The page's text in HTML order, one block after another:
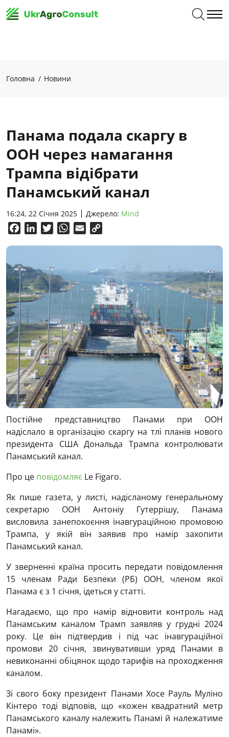
Головна Новини
Панама подала скаргу в
ООН через намагання
Трампа відібрати
Панамський канал
16:24, 22 Січня 2025 Джерело: Mind
FacebookLinkedInTwitterWhatsApp
Email
Постійне представництво Панами при ООН
надіслало в організацію скаргу на тлі планів нового
президента США Дональда Трампа контролювати
Панамський канал.
Про це повідомляє Le Figaro.
Як пише газета, у листі, надісланому генеральному
секретарю ООН Антоніу Гутеррішу, Панама
висловила занепокоєння інавгураційною промовою
Трампа, у якій він заявив про намір захопити
Панамський канал.
У зверненні країна просить передати повідомлення
15 членам Ради Безпеки (РБ) ООН, членом якої
Панама є з 1 січня, ідеться у статті.
Нагадаємо, що про намір відновити контроль над
Панамським каналом Трамп заявляв у грудні 2024
року. Це він підтвердив і під час інавгураційної
промови 20 січня, звинувативши уряд Панами в
невиконанні обіцянок щодо тарифів на проходження
каналом.
Зі свого боку президент Панами Хосе Рауль Муліно
Кінтеро тоді відповів, що «кожен квадратний метр
Панамського каналу належить Панамі й належатиме
Панамі».